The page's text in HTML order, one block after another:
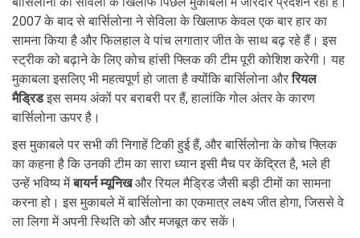
2007 के बाद से बार्सिलोना ने सेविला के खिलाफ केवल एक बार हार का
सामना किया है और फिलहाल वे पांच लगातार जीत के साथ बढ़ रहे हैं। इस
स्ट्रीक को बढ़ाने के लिए कोच हांसी फ्लिक की टीम पूरी कोशिश करेगी। यह
मुकाबला इसलिए भी महत्वपूर्ण हो जाता है क्योंकि बार्सिलोना औररियल
मैड्रिडइस समय अंकों पर बराबरी पर हैं, हालांकि गोल अंतर के कारण
बार्सिलोना ऊपर है।
इस मुकाबले पर सभी की निगाहें टिकी हुई हैं, और बार्सिलोना के कोच फ्लिक
का कहना है कि उनकी टीम का सारा ध्यान इसी मैच पर केंद्रित है, भले ही
उन्हें भविष्य मेंबायर्न म्यूनिखऔर रियल मैड्रिड जैसी बड़ी टीमों का सामना
करना हो। इस मुकाबले में बार्सिलोना का एकमात्र लक्ष्य जीत होगा, जिससे वे
ला लिगा में अपनी स्थिति को और मजबूत कर सकें।